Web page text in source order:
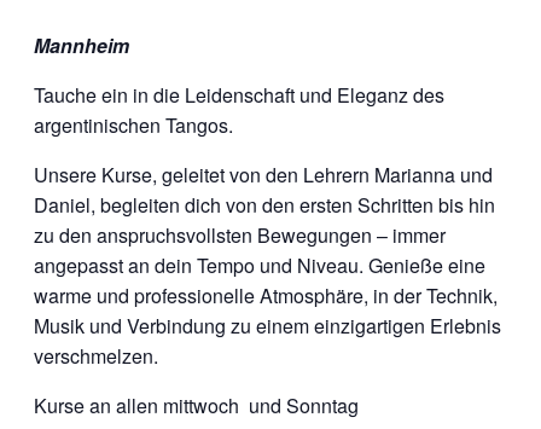
Mannheim
Tauche ein in die Leidenschaft und Eleganz des
argentinischen Tangos.
Unsere Kurse, geleitet von den Lehrern Marianna und
Daniel, begleiten dich von den ersten Schritten bis hin
zu den anspruchsvollsten Bewegungen – immer
angepasst an dein Tempo und Niveau. Genieße eine
warme und professionelle Atmosphäre, in der Technik,
Musik und Verbindung zu einem einzigartigen Erlebnis
verschmelzen.
Kurse an allen mittwoch und Sonntag